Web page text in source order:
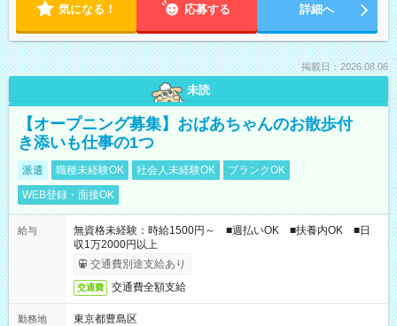
気になる！ 応募する 詳細へ
掲載日：2026.08.06
未読
【オープニング募集】おばあちゃんのお散歩付
き添いも仕事の1つ
派遣 職種未経験OK 社会人未経験OK
ブランクOK
WEB登録・面接OK
給与
無資格未経験：時給1500円～ ■週払いOK ■扶養内OK ■日
収1万2000円以上
交通費別途支給あり
交通費 交通費全額支給
勤務地
東京都豊島区